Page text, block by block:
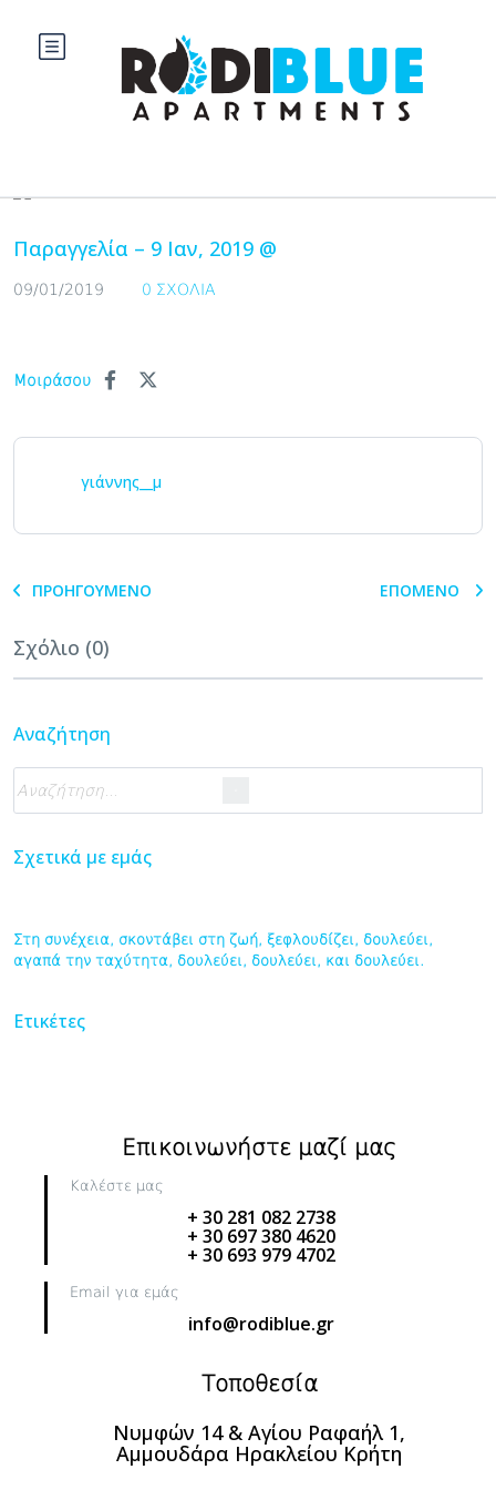
Παραγγελία – 9 Ιαν, 2019 @
09/01/2019 0 ΣΧΌΛΙΑ
Μοιράσου
γιάννης__μ
ΠΡΟΗΓΟΎΜΕΝΟ ΕΠΌΜΕΝΟ
Σχόλιο (0)
Αναζήτηση
Σχετικά με εμάς
Στη συνέχεια, σκοντάβει στη ζωή, ξεφλουδίζει, δουλεύει,
αγαπά την ταχύτητα, δουλεύει, δουλεύει, και δουλεύει.
Ετικέτες
Επικοινωνήστε μαζί μας
Καλέστε μας
+ 30 281 082 2738
+ 30 697 380 4620
+ 30 693 979 4702
Email για εμάς
info@rodiblue.gr
Τοποθεσία
Νυμφών 14 & Αγίου Ραφαήλ 1,
Αμμουδάρα Ηρακλείου Κρήτη